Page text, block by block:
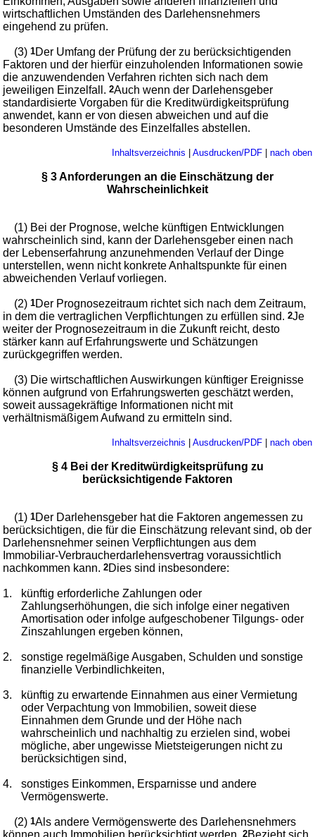
wirtschaftlichen Umständen des Darlehensnehmers
eingehend zu prüfen.
(3)1Der Umfang der Prüfung der zu berücksichtigenden
Faktoren und der hierfür einzuholenden Informationen sowie
die anzuwendenden Verfahren richten sich nach dem
jeweiligen Einzelfall.2Auch wenn der Darlehensgeber
standardisierte Vorgaben für die Kreditwürdigkeitsprüfung
anwendet, kann er von diesen abweichen und auf die
besonderen Umstände des Einzelfalles abstellen.
Inhaltsverzeichnis | Ausdrucken/PDF| nach oben
§ 3 Anforderungen an die Einschätzung der
Wahrscheinlichkeit
(1) Bei der Prognose, welche künftigen Entwicklungen
wahrscheinlich sind, kann der Darlehensgeber einen nach
der Lebenserfahrung anzunehmenden Verlauf der Dinge
unterstellen, wenn nicht konkrete Anhaltspunkte für einen
abweichenden Verlauf vorliegen.
(2)1Der Prognosezeitraum richtet sich nach dem Zeitraum,
in dem die vertraglichen Verpflichtungen zu erfüllen sind.2Je
weiter der Prognosezeitraum in die Zukunft reicht, desto
stärker kann auf Erfahrungswerte und Schätzungen
zurückgegriffen werden.
(3) Die wirtschaftlichen Auswirkungen künftiger Ereignisse
können aufgrund von Erfahrungswerten geschätzt werden,
soweit aussagekräftige Informationen nicht mit
verhältnismäßigem Aufwand zu ermitteln sind.
Inhaltsverzeichnis | Ausdrucken/PDF| nach oben
§ 4 Bei der Kreditwürdigkeitsprüfung zu
berücksichtigende Faktoren
(1)1Der Darlehensgeber hat die Faktoren angemessen zu
berücksichtigen, die für die Einschätzung relevant sind, ob der
Darlehensnehmer seinen Verpflichtungen aus dem
Immobiliar-Verbraucherdarlehensvertrag voraussichtlich
nachkommen kann.2Dies sind insbesondere:
1.
künftig erforderliche Zahlungen oder
Zahlungserhöhungen, die sich infolge einer negativen
Amortisation oder infolge aufgeschobener Tilgungs- oder
Zinszahlungen ergeben können,
2.
sonstige regelmäßige Ausgaben, Schulden und sonstige
finanzielle Verbindlichkeiten,
3.
künftig zu erwartende Einnahmen aus einer Vermietung
oder Verpachtung von Immobilien, soweit diese
Einnahmen dem Grunde und der Höhe nach
wahrscheinlich und nachhaltig zu erzielen sind, wobei
mögliche, aber ungewisse Mietsteigerungen nicht zu
berücksichtigen sind,
4.
sonstiges Einkommen, Ersparnisse und andere
Vermögenswerte.
(2)1Als andere Vermögenswerte des Darlehensnehmers
können auch Immobilien berücksichtigt werden.2Bezieht sich